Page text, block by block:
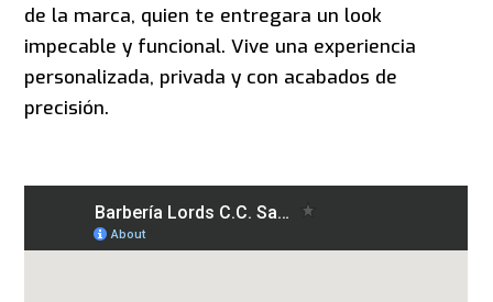
de la marca, quien te entregara un look
impecable y funcional. Vive una experiencia
personalizada, privada y con acabados de
precisión.